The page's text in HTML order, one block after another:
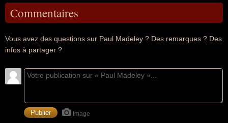
Commentaires
Vous avez des questions sur Paul Madeley ? Des remarques ? Des
infos à partager ?
Image